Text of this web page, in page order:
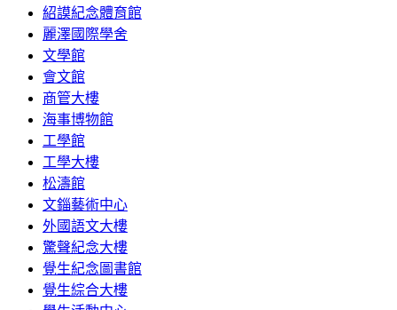
紹謨紀念體育館
麗澤國際學舍
文學館
會文館
商管大樓
海事博物館
工學館
工學大樓
松濤館
文錙藝術中心
外國語文大樓
驚聲紀念大樓
覺生紀念圖書館
覺生綜合大樓